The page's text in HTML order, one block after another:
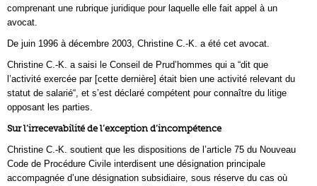
comprenant une rubrique juridique pour laquelle elle fait appel à un
avocat.
De juin 1996 à décembre 2003, Christine C.-K. a été cet avocat.
Christine C.-K. a saisi le Conseil de Prud’hommes qui a “dit que
l’activité exercée par [cette dernière] était bien une activité relevant du
statut de salarié“, et s’est déclaré compétent pour connaître du litige
opposant les parties.
Sur l’irrecevabilité de l’exception d’incompétence
Christine C.-K. soutient que les dispositions de l’article 75 du Nouveau
Code de Procédure Civile interdisent une désignation principale
accompagnée d’une désignation subsidiaire, sous réserve du cas où